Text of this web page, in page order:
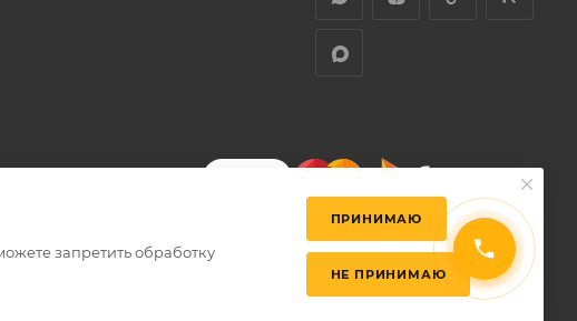
запретить обработку
ПРИНИМАЮ
НЕ ПРИНИМАЮ